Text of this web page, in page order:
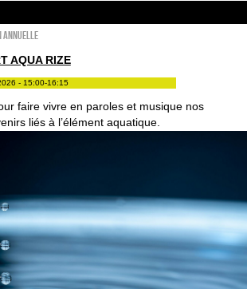
annuelle
AQUA RIZE
- 15:00-16:15
faire vivre en paroles et musique nos
liés à l’élément aquatique.